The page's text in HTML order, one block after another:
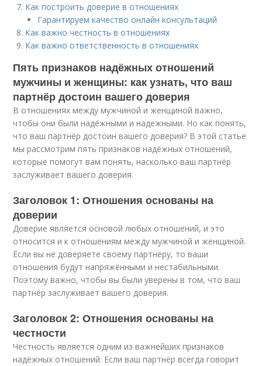
Как построить доверие в отношениях
Гарантируем качество онлайн консультаций
Как важно честность в отношениях
Как важно ответственность в отношениях
Пять признаков надёжных отношений
мужчины и женщины: как узнать, что ваш
партнёр достоин вашего доверия
В отношениях между мужчиной и женщиной важно,
чтобы они были надёжными и надежными. Но как понять,
что ваш партнёр достоин вашего доверия? В этой статье
мы рассмотрим пять признаков надёжных отношений,
которые помогут вам понять, насколько ваш партнёр
заслуживает вашего доверия.
Заголовок 1: Отношения основаны на
доверии
Доверие является основой любых отношений, и это
относится и к отношениям между мужчиной и женщиной.
Если вы не доверяете своему партнёру, то ваши
отношения будут напряжёнными и нестабильными.
Поэтому важно, чтобы вы были уверены в том, что ваш
партнёр заслуживает вашего доверия.
Заголовок 2: Отношения основаны на
честности
Честность является одним из важнейших признаков
надёжных отношений. Если ваш партнёр всегда говорит